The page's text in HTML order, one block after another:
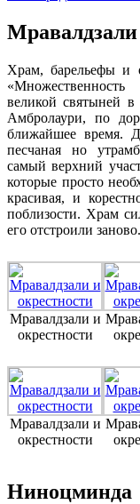
Мравалдзали
Храм, барельефы и
великой святыней
Амбролаури, по
ближайшее время.
песчаная но
самый верхний
которые просто
красивая, и
поблизости. Храм
его отстроили заново.
Мравалдзали и
окрестности
Мравалдзали и
окрестности
Ниноцминда